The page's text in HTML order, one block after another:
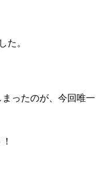
た。
ったのが、今回唯一